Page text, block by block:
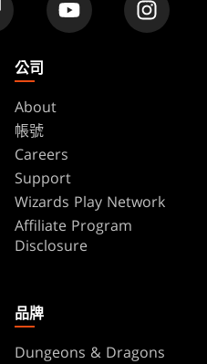
公司
About
帳號
Careers
Support
Wizards Play Network
Affiliate Program
Disclosure
品牌
Dungeons & Dragons